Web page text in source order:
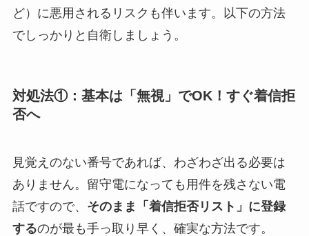
ど）に悪用されるリスクも伴います。以下の方法
でしっかりと自衛しましょう。
対処法①：基本は「無視」でOK！すぐ着信拒
否へ
見覚えのない番号であれば、わざわざ出る必要は
ありません。留守電になっても用件を残さない電
話ですので、 そのまま「着信拒否リスト」に登録
するのが最も手っ取り早く、確実な方法です。